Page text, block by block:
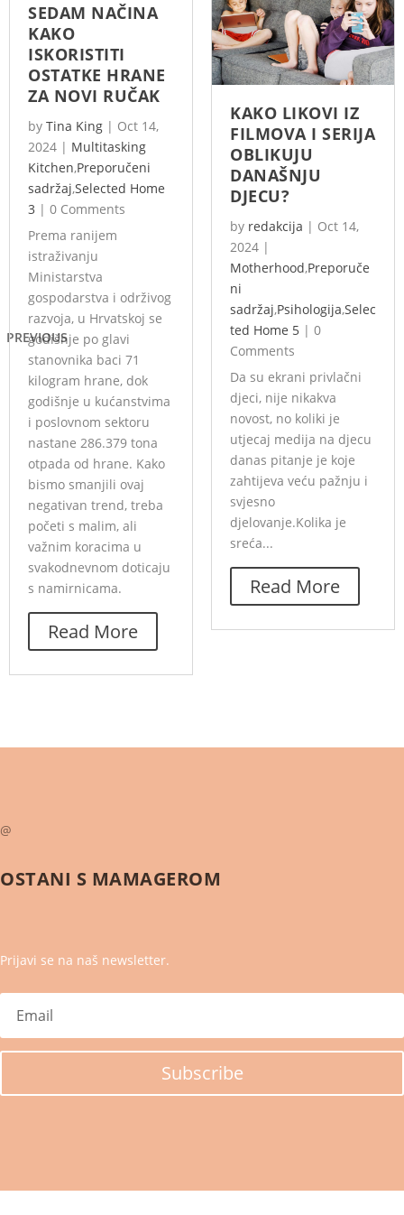
PREVIOUS
SEDAM NAČINA
KAKO
ISKORISTITI
OSTATKE HRANE
ZA NOVI RUČAK
by Tina King | Oct 14,
2024 | Multitasking
Kitchen,Preporučeni
sadržaj,Selected Home
3 | 0 Comments
Prema ranijem
istraživanju
Ministarstva
gospodarstva i održivog
razvoja, u Hrvatskoj se
godišnje po glavi
stanovnika baci 71
kilogram hrane, dok
godišnje u kućanstvima
i poslovnom sektoru
nastane 286.379 tona
otpada od hrane. Kako
bismo smanjili ovaj
negativan trend, treba
početi s malim, ali
važnim koracima u
svakodnevnom doticaju
s namirnicama.
Read More
KAKO LIKOVI IZ
FILMOVA I SERIJA
OBLIKUJU
DANAŠNJU
DJECU?
by redakcija | Oct 14,
2024 |
Motherhood,Preporuče
ni
sadržaj,Psihologija,Selec
ted Home 5 | 0
Comments
Da su ekrani privlačni
djeci, nije nikakva
novost, no koliki je
utjecaj medija na djecu
danas pitanje je koje
zahtijeva veću pažnju i
svjesno
djelovanje.Kolika je
sreća...
Read More
@
OSTANI S MAMAGEROM
Prijavi se na naš newsletter.
Subscribe